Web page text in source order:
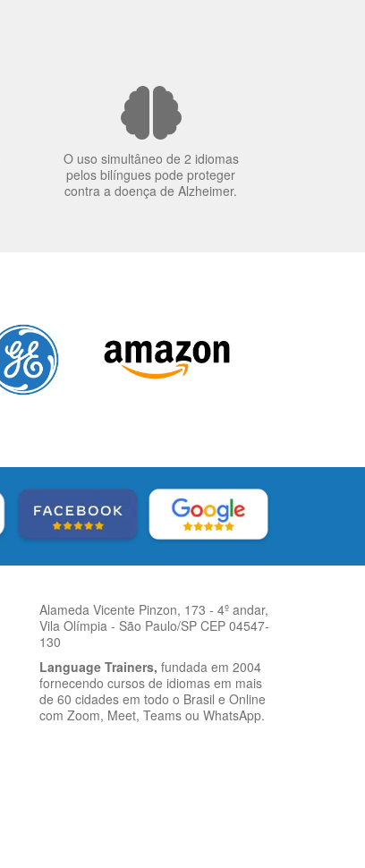
O uso simultâneo de 2 idiomas
pelos bilíngues pode proteger
contra a doença de Alzheimer.
Alameda Vicente Pinzon, 173 - 4º andar,
Vila Olímpia - São Paulo/SP CEP 04547-
130
Language Trainers, fundada em 2004
fornecendo cursos de idiomas em mais
de 60 cidades em todo o Brasil e Online
com Zoom, Meet, Teams ou WhatsApp.